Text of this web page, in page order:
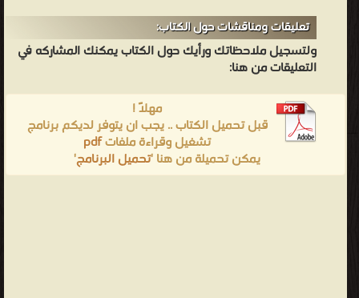
تعليقات ومناقشات حول الكتاب:
ولتسجيل ملاحظاتك ورأيك حول الكتاب يمكنك المشاركه في
التعليقات من هنا:
مهلاً !
قبل تحميل الكتاب .. يجب ان يتوفر لديكم برنامج
تشغيل وقراءة ملفاتpdf
يمكن تحميلة من هنا 'تحميل البرنامج'